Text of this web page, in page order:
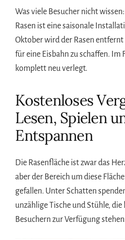
Was viele Besucher nicht
Rasen ist eine saisonale
Oktober wird der Rasen
für eine Eisbahn zu schaffen. Im
komplett neu verlegt.
Kostenloses
Lesen, Spielen
Entspannen
Die Rasenfläche ist zwar das
aber der Bereich um diese
gefallen. Unter Schatten
unzählige Tische und Stühle, die
Besuchern zur Verfügung